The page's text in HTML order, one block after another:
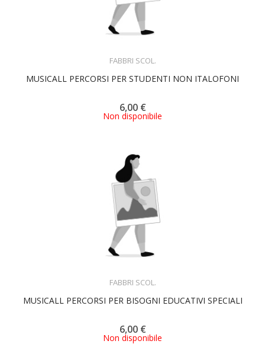
FABBRI SCOL.
MUSICALL PERCORSI PER STUDENTI NON ITALOFONI
6,00 €
Non disponibile
FABBRI SCOL.
MUSICALL PERCORSI PER BISOGNI EDUCATIVI SPECIALI
6,00 €
Non disponibile